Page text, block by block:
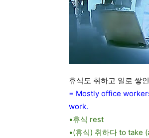
휴식도 취하고 일로 쌓
= Mostly office
work.
•휴식 rest
•(휴식) 취하다 to take